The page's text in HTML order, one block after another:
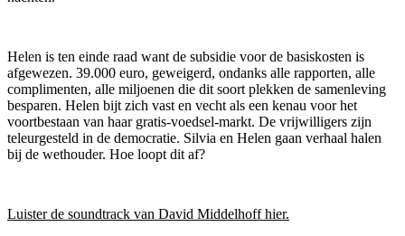
Helen is ten einde raad want de subsidie voor de basiskosten is
afgewezen. 39.000 euro, geweigerd, ondanks alle rapporten, alle
complimenten, alle miljoenen die dit soort plekken de samenleving
besparen. Helen bijt zich vast en vecht als een kenau voor het
voortbestaan van haar gratis-voedsel-markt. De vrijwilligers zijn
teleurgesteld in de democratie. Silvia en Helen gaan verhaal halen
bij de wethouder. Hoe loopt dit af?
Luister de soundtrack van David Middelhoff hier.